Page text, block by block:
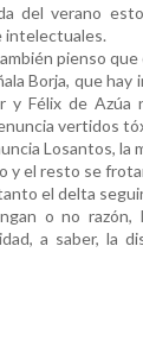
del verano
intelectuales.
pienso
Borja, que
Félix de Azúa
vertidos
Losantos, la
el resto se
el delta
o no razón,
a saber, la